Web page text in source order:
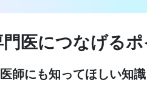
医につなげるポ
師にも知ってほしい知